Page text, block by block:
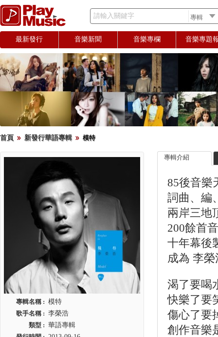
請輸入關鍵字
最新發行 音樂新聞 音樂專欄 音樂專題
首頁 新發行華語專輯 模特
專輯名稱 : 模特
歌手名稱 : 李榮浩
類型 : 華語專輯
專輯介紹
85後音樂
詞曲、編
兩岸三地
200餘首
十年幕後
成為 李榮
渴了要喝
快樂了要
傷心了要
創作音樂